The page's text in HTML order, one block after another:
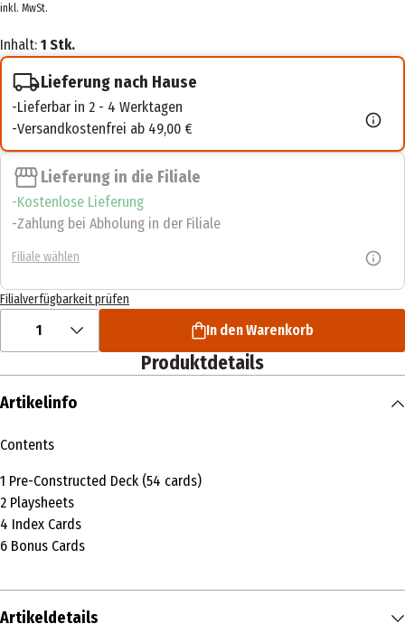
inkl. MwSt.
Inhalt: 1 Stk.
Lieferung nach Hause
Lieferbar in 2 - 4 Werktagen
Versandkostenfrei ab 49,00 €
Lieferung in die Filiale
Kostenlose Lieferung
Zahlung bei Abholung in der Filiale
Filiale wählen
Filialverfügbarkeit prüfen
1 In den Warenkorb
Produktdetails
Artikelinfo
Contents
1 Pre-Constructed Deck (54 cards)
2 Playsheets
4 Index Cards
6 Bonus Cards
Artikeldetails